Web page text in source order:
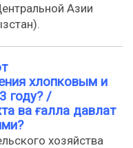
Азии
хлопковым и
году? /
ва ғалла давлат
хозяйства